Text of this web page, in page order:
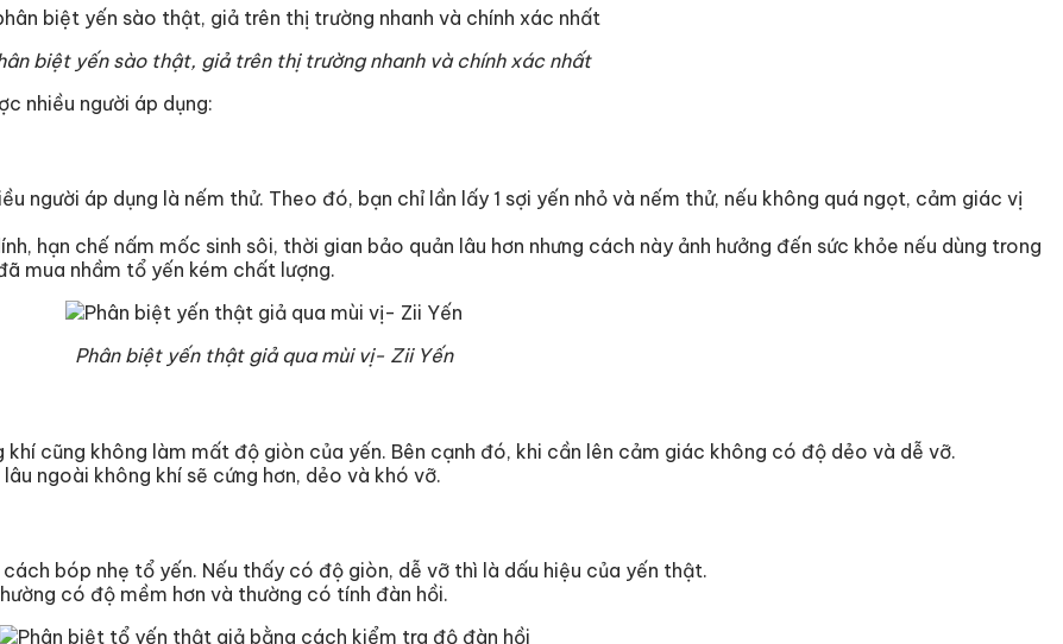
biệt yến sào thật, giả trên thị trường nhanh và chính xác nhất
nhiều người áp dụng:
người áp dụng là nếm thử. Theo đó, bạn chỉ lần lấy 1 sợi yến nhỏ và nếm thử, nếu không quá ngọt, cảm giác vị
hạn chế nấm mốc sinh sôi, thời gian bảo quản lâu hơn nhưng cách này ảnh hưởng đến sức khỏe nếu dùng trong
mua nhầm tổ yến kém chất lượng.
Phân biệt yến thật giả qua mùi vị- Zii Yến
cũng không làm mất độ giòn của yến. Bên cạnh đó, khi cần lên cảm giác không có độ dẻo và dễ vỡ.
ngoài không khí sẽ cứng hơn, dẻo và khó vỡ.
bóp nhẹ tổ yến. Nếu thấy có độ giòn, dễ vỡ thì là dấu hiệu của yến thật.
có độ mềm hơn và thường có tính đàn hồi.